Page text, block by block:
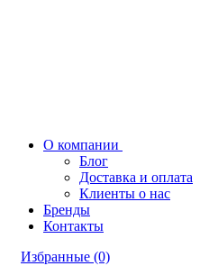
О компании
Блог
Доставка и оплата
Клиенты о нас
Бренды
Контакты
Избранные (0)